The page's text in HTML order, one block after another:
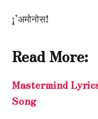
¡’अमोनोस!
Read More:
Mastermind
Song